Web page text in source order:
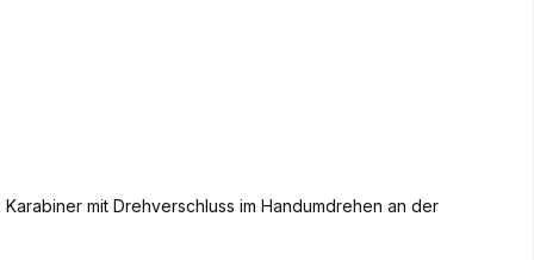
mit Drehverschluss im Handumdrehen an der